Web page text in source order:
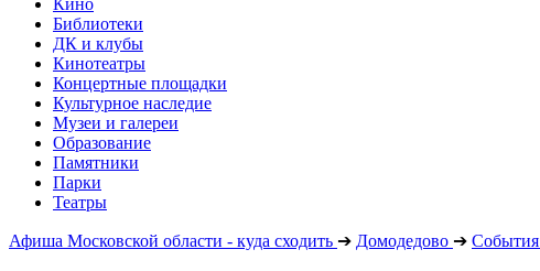
Кино
Библиотеки
ДК и клубы
Кинотеатры
Концертные площадки
Культурное наследие
Музеи и галереи
Образование
Памятники
Парки
Театры
Афиша Московской области - куда сходить ➔ Домодедово ➔ События